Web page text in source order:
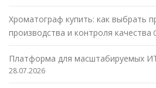
Хроматограф купить: как выбрать
производства и контроля качества
Платформа для масштабируемых
28.07.2026